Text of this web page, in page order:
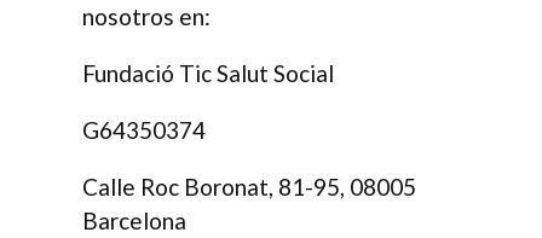
nosotros en:
Fundació Tic Salut Social
G64350374
Calle Roc Boronat, 81-95, 08005
Barcelona